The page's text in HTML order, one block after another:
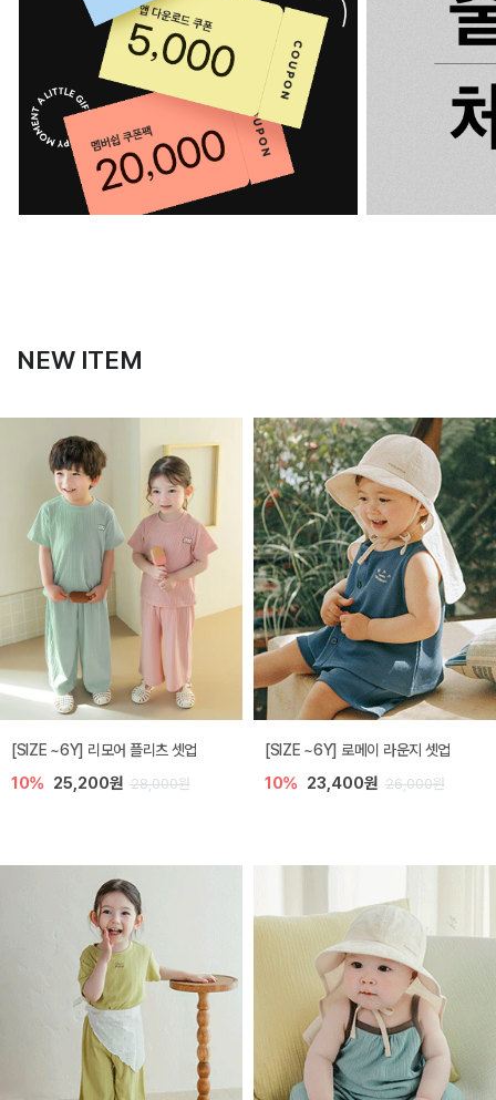
NEW ITEM
[SIZE ~6Y] 리모어 플리츠 셋업
10% 25,200원 28,000원
[SIZE ~6Y] 로메이 라운지 셋업
10% 23,400원 26,000원